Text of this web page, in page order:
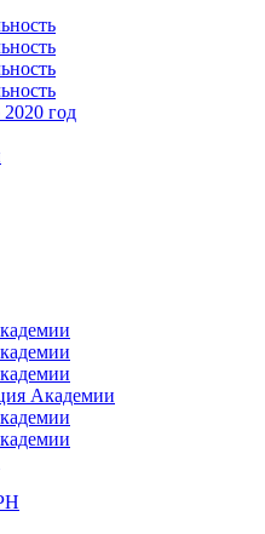
2020 год
Академии